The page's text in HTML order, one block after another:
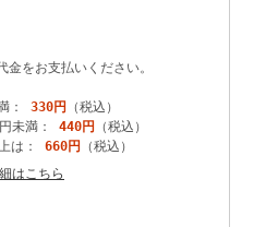
をお支払いください。
： 330円
（税込）
満： 440円
（税込）
：
660円
（税込）
はこちら